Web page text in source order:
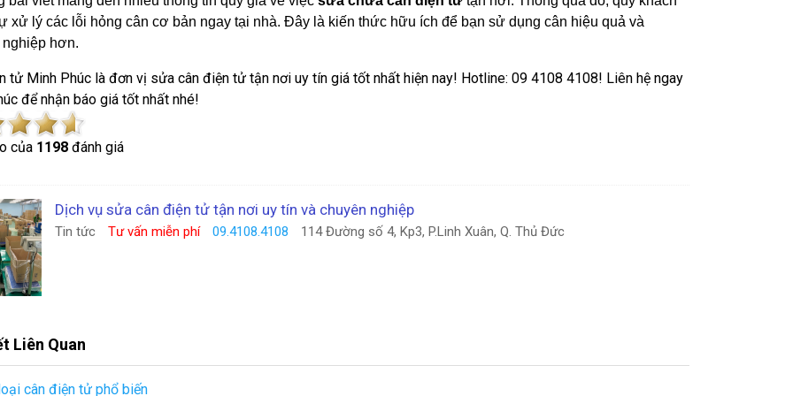
xử lý các lỗi hỏng cân cơ bản ngay tại nhà. Đây là kiến thức hữu ích để bạn sử dụng cân hiệu quả và
hơn.
tử Minh Phúc là đơn vị sửa cân điện tử tận nơi uy tín giá tốt nhất hiện nay! Hotline: 09 4108 4108! Liên hệ ngay
để nhận báo giá tốt nhất nhé!
của 1198đánh giá
Dịch vụ sửa cân điện tử tận nơi uy tín và chuyên nghiệp
Tin tức Tư vấn miễn phí 09.4108.4108 114 Đường số 4, Kp3, P.Linh Xuân, Q. Thủ Đức
Liên Quan
cân điện tử phổ biến